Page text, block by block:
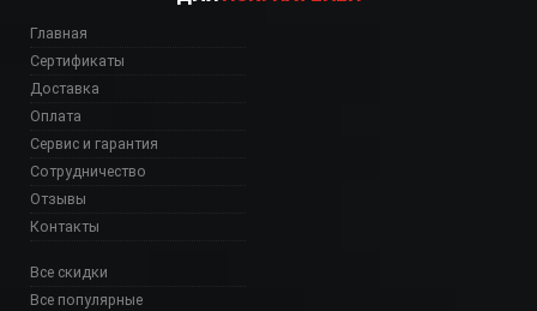
Главная
Сертификаты
Доставка
Оплата
Сервис и гарантия
Сотрудничество
Отзывы
Контакты
Все скидки
Все популярные